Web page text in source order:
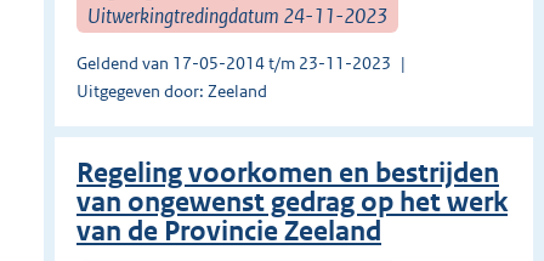
Uitwerkingtredingdatum 24-11-2023
Geldend van 17-05-2014 t/m 23-11-2023
Uitgegeven door: Zeeland
Regeling voorkomen en bestrijden
van ongewenst gedrag op het werk
van de Provincie Zeeland